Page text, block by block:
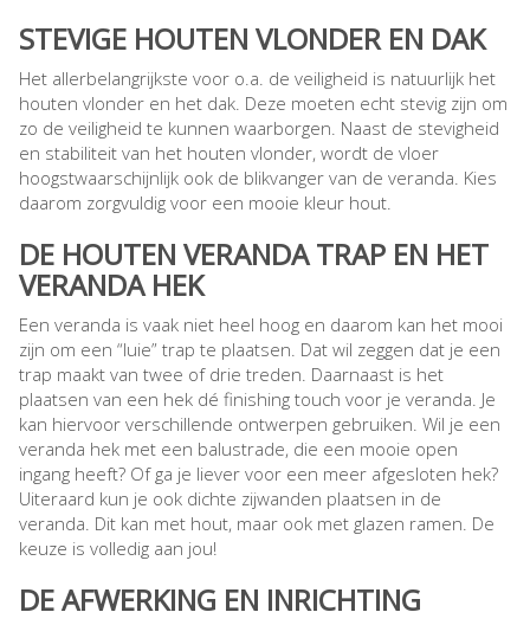
STEVIGE HOUTEN VLONDER EN DAK
Het allerbelangrijkste voor o.a. de veiligheid is natuurlijk het
houten vlonder en het dak. Deze moeten echt stevig zijn om
zo de veiligheid te kunnen waarborgen. Naast de stevigheid
en stabiliteit van het houten vlonder, wordt de vloer
hoogstwaarschijnlijk ook de blikvanger van de veranda. Kies
daarom zorgvuldig voor een mooie kleur hout.
DE HOUTEN VERANDA TRAP EN HET
VERANDA HEK
Een veranda is vaak niet heel hoog en daarom kan het mooi
zijn om een “luie” trap te plaatsen. Dat wil zeggen dat je een
trap maakt van twee of drie treden. Daarnaast is het
plaatsen van een hek dé finishing touch voor je veranda. Je
kan hiervoor verschillende ontwerpen gebruiken. Wil je een
veranda hek met een balustrade, die een mooie open
ingang heeft? Of ga je liever voor een meer afgesloten hek?
Uiteraard kun je ook dichte zijwanden plaatsen in de
veranda. Dit kan met hout, maar ook met glazen ramen. De
keuze is volledig aan jou!
DE AFWERKING EN INRICHTING